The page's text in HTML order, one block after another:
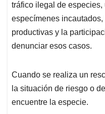
tráfico ilegal de
especímenes
productivas y la
denunciar esos casos.
Cuando se realiza un
la situación de riesgo o
encuentre la especie.